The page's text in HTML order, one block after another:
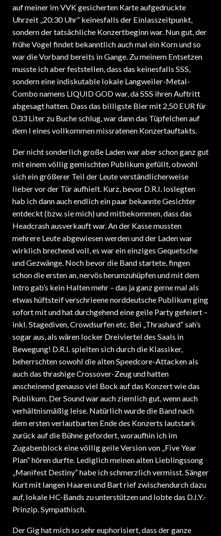
auf meiner im VVK gesicherten Karte aufgedruckte
Uhrzeit „20:30 Uhr“ keinesfalls der Einlasszeitpunkt,
sondern der tatsächliche Konzertbeginn war. Nun gut, der
frühe Vogel findet bekanntlich auch mal ein Korn und so
war die Vorband bereits in Gange. Zu meinem Entsetzen
musste ich aber feststellen, dass das keinesfalls SSS,
sondern eine indiskutable lokale Langweiler-Metal-
Combo namens LIQUID GOD war, da SSS ihren Auftritt
abgesagt hatten. Dass das billigste Bier mit 2,50 EUR für
0,33 Liter zu Buche schlug, war dann das Tüpfelchen auf
dem I eines vollkommen missratenen Konzertauftakts.
Der nicht sonderlich große Laden war aber schon ganz gut
mit einem völlig gemischten Publikum gefüllt, obwohl
sich ein größerer Teil der Leute verständlicherweise
lieber vor der Tür aufhielt. Kurz, bevor D.R.I. loslegten
hab ich dann auch endlich ein paar bekannte Gesichter
entdeckt (bzw. sie mich) und mitbekommen, dass das
Headcrash ausverkauft war. An der Kasse mussten
mehrere Leute abgewiesen werden und der Laden war
wirklich brechend voll, es war ein einziges Gequetsche
und Gezwänge. Noch bevor die Band startete, fingen
schon die ersten an, nervös herumzuhüpfen und mit dem
Intro gab’s kein Halten mehr – das ja ganz gerne mal als
etwas hüftsteif verschrieene norddeutsche Publikum ging
sofort mit und hat durchgehend eine geile Party gefeiert –
inkl. Stagediven, Crowdsurfen etc. Bei „Thrashard“ sah’s
sogar aus, als wären locker Dreiviertel des Saals in
Bewegung! D.R.I. spielten sich durch die Klassiker,
beherrschten sowohl die alten Speedcore-Attacken als
auch das thrashige Crossover-Zeug und hatten
anscheinend genauso viel Bock auf das Konzert wie das
Publikum. Der Sound war auch ziemlich gut, wenn auch
verhältnismäßig leise. Natürlich wurde die Band nach
dem ersten verlautbarten Ende des Konzerts lautstark
zurück auf die Bühne gefordert, woraufhin ich im
Zugabenblock eine völlig geile Version von „Five Year
Plan“ hören durfte. Lediglich meinen alten Lieblingssong
„Manifest Destiny“ habe ich schmerzlich vermisst. Sänger
Kurt mit langen Haaren und Bart rief zwischendurch dazu
auf, lokale HC-Bands zu unterstützen und lobte das D.I.Y.-
Prinzip. Sympathisch.
Der Gig hat mich so sehr euphorisiert, dass der ganze